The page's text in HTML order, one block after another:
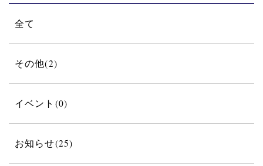
全て
その他(2)
イベント(0)
お知らせ(25)